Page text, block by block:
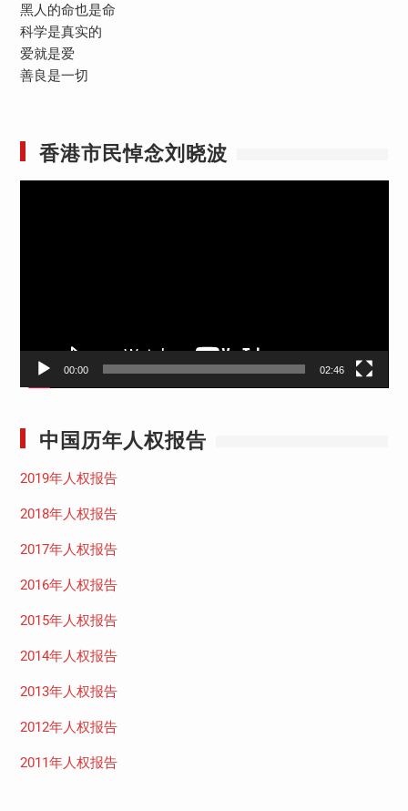
黑人的命也是命
科学是真实的
爱就是爱
善良是一切
香港市民悼念刘晓波
00:00 02:46
中国历年人权报告
2019年人权报告
2018年人权报告
2017年人权报告
2016年人权报告
2015年人权报告
2014年人权报告
2013年人权报告
2012年人权报告
2011年人权报告